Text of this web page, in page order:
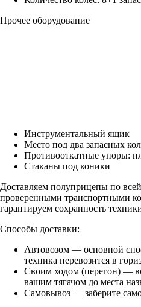
Прочее оборудование
Инструментальный ящик
Место под два запасных
Противооткатные упоры:
Стаканы под коники
Доставляем полуприцепы по
проверенными транспортными
гарантируем сохранность
Способы доставки:
Автовозом — основной
техника перевозится в
Своим ходом (перегон) —
вашим тягачом до места
Самовывоз — заберите